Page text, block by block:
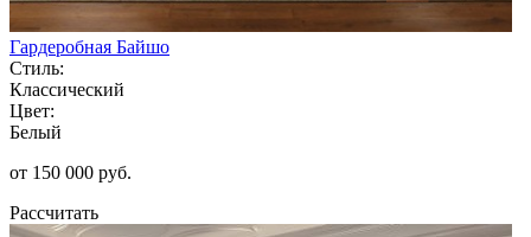
Гардеробная Байшо
Стиль:
Классический
Цвет:
Белый
от 150 000 руб.
Рассчитать